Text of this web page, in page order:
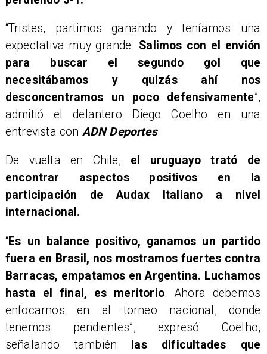
“Tristes, partimos ganando y teníamos una
expectativa muy grande. Salimos con el envión
para buscar el segundo gol que
necesitábamos y quizás ahí nos
desconcentramos un poco defensivamente”,
admitió el delantero Diego Coelho en una
entrevista con ADN Deportes.
De vuelta en Chile, el uruguayo trató de
encontrar aspectos positivos en la
participación de Audax Italiano a nivel
internacional.
“Es un balance positivo, ganamos un partido
fuera en Brasil, nos mostramos fuertes contra
Barracas, empatamos en Argentina. Luchamos
hasta el final, es meritorio. Ahora debemos
enfocarnos en el torneo nacional, donde
tenemos pendientes”, expresó Coelho,
señalando también
las dificultades que